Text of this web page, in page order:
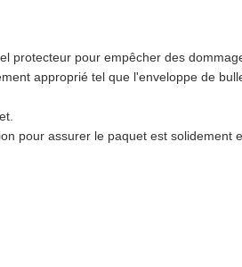
protecteur pour empêcher des
approprié tel que l'enveloppe de
pour assurer le paquet est solidement